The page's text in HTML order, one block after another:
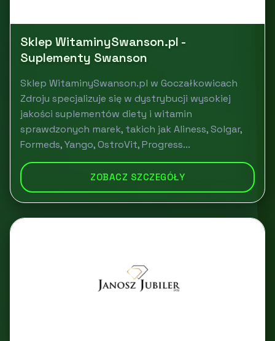
Sklep WitaminySwanson.pl -
Suplementy Swanson
Sklep WitaminySwanson.pl w Goczałkowicach
Zdroju specjalizuje się w dystrybucji wysokiej
jakości suplementów diety i witamin
sprawdzonych marek, takich jak Aliness, Solgar,
Formeds, Yango, OstroVit, Progress...
ZOBACZ SZCZEGÓŁY